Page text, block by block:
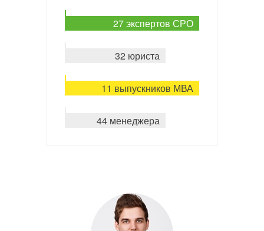
27 экспертов СРО
32 юриста
11 выпускников МВА
44 менеджера